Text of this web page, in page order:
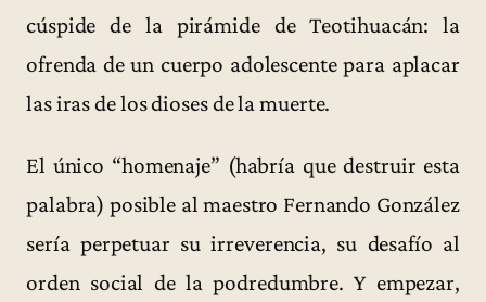
cúspide de la pirámide de Teotihuacán: la
ofrenda de un cuerpo adolescente para aplacar
las iras de los dioses de la muerte.
El único “homenaje” (habría que destruir esta
palabra) posible al maestro Fernando González
sería perpetuar su irreverencia, su desafío al
orden social de la podredumbre. Y empezar,